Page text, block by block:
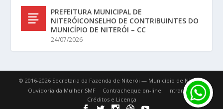
PREFEITURA MUNICIPAL DE
NITERÓICONSELHO DE CONTRIBUINTES DO
MUNICÍPIO DE NITERÓI – CC
24/07/2026
© 2016-2026 Secretaria da Fazenda de Niterói — Município de Niterói.
Ouvidoria da Mulher SMF
Contracheque on-line
Intranet
Créditos e Licença